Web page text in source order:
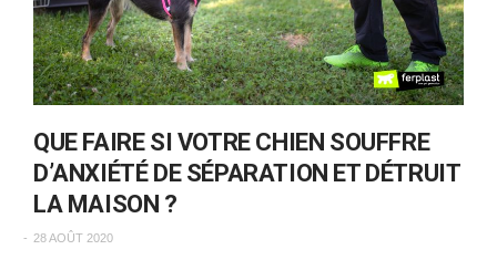
QUE FAIRE SI VOTRE CHIEN SOUFFRE
D’ANXIÉTÉ DE SÉPARATION ET DÉTRUIT
LA MAISON ?
28 AOÛT 2020